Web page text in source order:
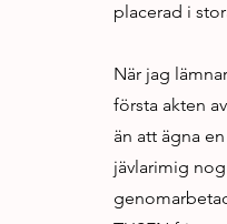
placerad i
När jag
första akten
än att ägna
jävlarimig